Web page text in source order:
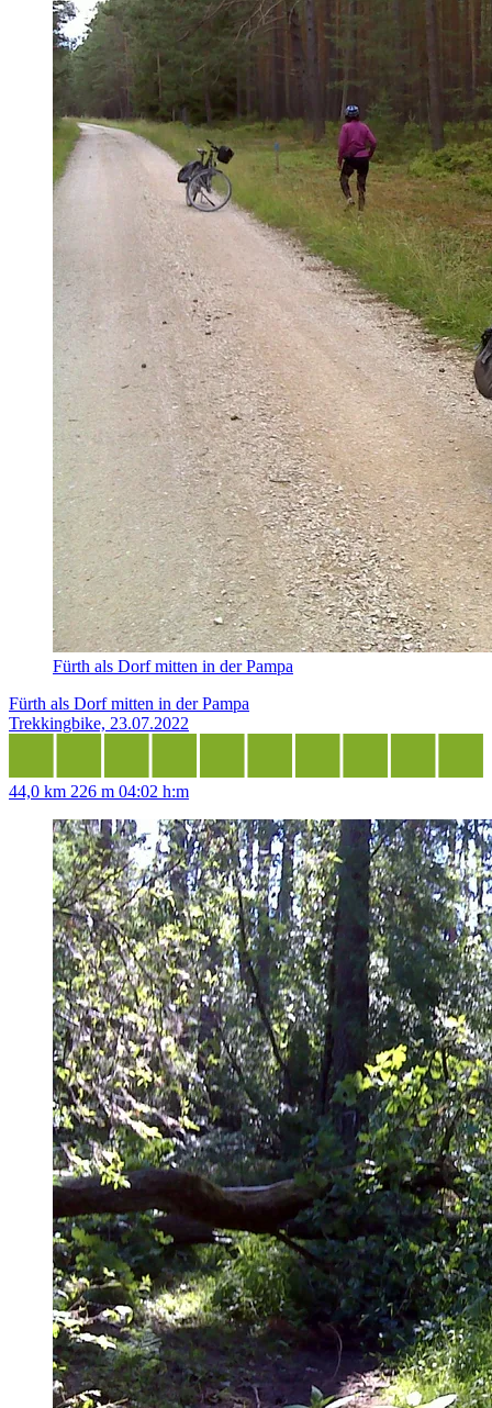
Fürth als Dorf mitten in der Pampa
Fürth als Dorf mitten in der Pampa
Trekkingbike, 23.07.2022
44,0 km 226 m 04:02 h:m